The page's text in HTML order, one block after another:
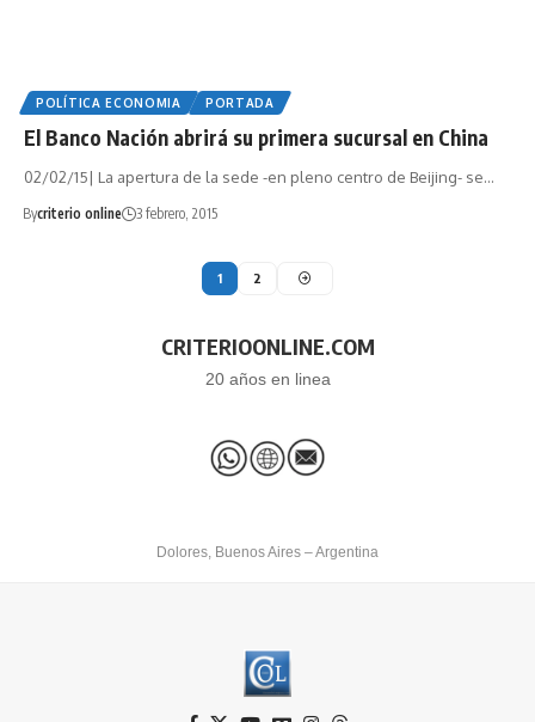
POLÍTICA ECONOMIA PORTADA
El Banco Nación abrirá su primera sucursal en China
02/02/15| La apertura de la sede -en pleno centro de Beijing- se…
Bycriterio online 3 febrero, 2015
1 2
CRITERIOONLINE.COM
20 años en linea
Dolores, Buenos Aires – Argentina